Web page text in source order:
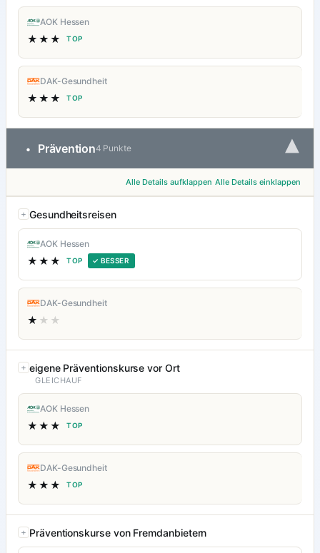
AOK Hessen
★★★ TOP
DAK-Gesundheit
★★★ TOP
• Prävention4 Punkte ▾
Alle Details aufklappen Alle Details einklappen
Gesundheitsreisen
AOK Hessen
★★★ TOP ✓ BESSER
DAK-Gesundheit
★ ★★
eigene Präventionskurse vor Ort
GLEICHAUF
AOK Hessen
★★★ TOP
DAK-Gesundheit
★★★ TOP
Präventionskurse von Fremdanbietern